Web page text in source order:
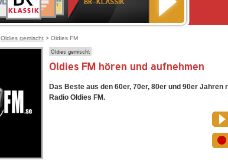
90er
OLDIE
ANTENNE
KulturBAYERN
Kultur
2
BR-KLASSIK
Oldies gemischt > Oldies FM
Oldies gemischt
Oldies FM hören und aufnehmen
Das Beste aus den 60er, 70er, 80er und 90er Jahren
Radio Oldies FM.